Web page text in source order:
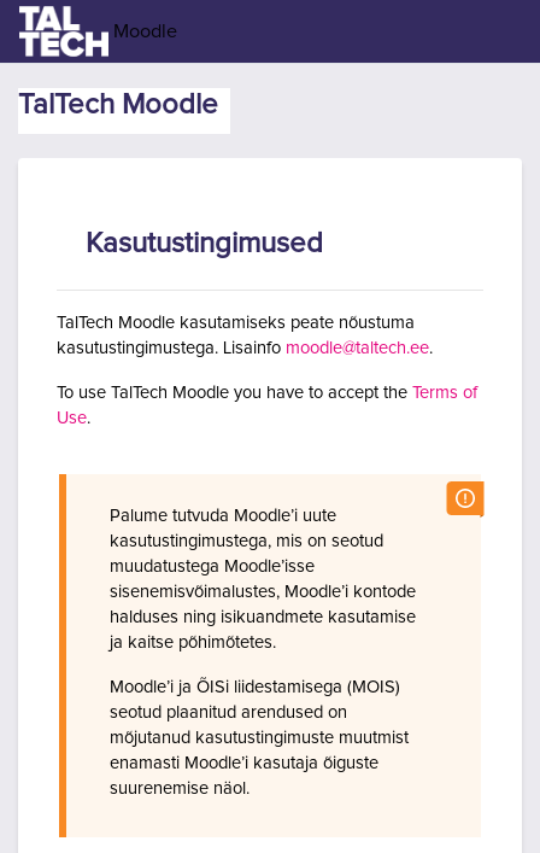
Jäta vahele peasisuni
Moodle
TalTech Moodle
Kasutustingimused
TalTech Moodle kasutamiseks peate nõustuma
kasutustingimustega. Lisainfo moodle@taltech.ee.
To use TalTech Moodle you have to accept the Terms of
Use.
Palume tutvuda Moodle’i uute
kasutustingimustega, mis on seotud
muudatustega Moodle’isse
sisenemisvõimalustes, Moodle’i kontode
halduses ning isikuandmete kasutamise
ja kaitse põhimõtetes.
Moodle’i ja ÕISi liidestamisega (MOIS)
seotud plaanitud arendused on
mõjutanud kasutustingimuste muutmist
enamasti Moodle’i kasutaja õiguste
suurenemise näol.